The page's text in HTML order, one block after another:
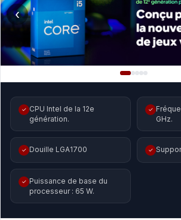
‹
✓ CPU Intel de la 12e
génération.
✓
GHz.
✓ Douille LGA1700 ✓
✓ Puissance de base du
processeur : 65 W.